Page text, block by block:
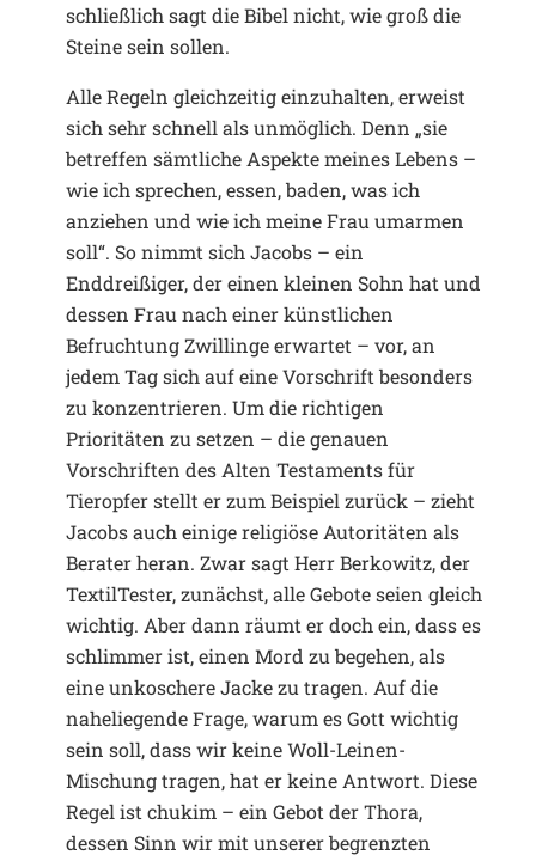
schließlich sagt die Bibel nicht, wie groß die
Steine sein sollen.
Alle Regeln gleichzeitig einzuhalten, erweist
sich sehr schnell als unmöglich. Denn „sie
betreffen sämtliche Aspekte meines Lebens –
wie ich sprechen, essen, baden, was ich
anziehen und wie ich meine Frau umarmen
soll“. So nimmt sich Jacobs – ein
Enddreißiger, der einen kleinen Sohn hat und
dessen Frau nach einer künstlichen
Befruchtung Zwillinge erwartet – vor, an
jedem Tag sich auf eine Vorschrift besonders
zu konzentrieren. Um die richtigen
Prioritäten zu setzen – die genauen
Vorschriften des Alten Testaments für
Tieropfer stellt er zum Beispiel zurück – zieht
Jacobs auch einige religiöse Autoritäten als
Berater heran. Zwar sagt Herr Berkowitz, der
TextilTester, zunächst, alle Gebote seien gleich
wichtig. Aber dann räumt er doch ein, dass es
schlimmer ist, einen Mord zu begehen, als
eine unkoschere Jacke zu tragen. Auf die
naheliegende Frage, warum es Gott wichtig
sein soll, dass wir keine Woll-Leinen-
Mischung tragen, hat er keine Antwort. Diese
Regel ist chukim – ein Gebot der Thora,
dessen Sinn wir mit unserer begrenzten